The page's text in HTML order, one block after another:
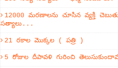
12000 మరణాలను చూసిన వ్యక్తి
సత్యాలు...
21 రకాల మొక్కల ( పత్రి )
5 రోజుల దీపావళి గురించి